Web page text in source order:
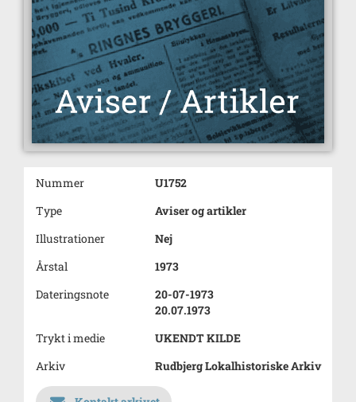
Nummer
U1752
Type
Aviser og artikler
Illustrationer
Nej
Årstal
1973
Dateringsnote
20-07-1973
20.07.1973
Trykt i medie
UKENDT KILDE
Arkiv
Rudbjerg Lokalhistoriske Arkiv